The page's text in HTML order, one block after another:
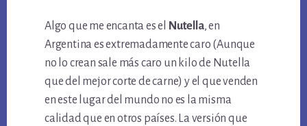
Algo que me encanta es el Nutella, en
Argentina es extremadamente caro (Aunque
no lo crean sale más caro un kilo de Nutella
que del mejor corte de carne) y el que venden
en este lugar del mundo no es la misma
calidad que en otros países. La versión que